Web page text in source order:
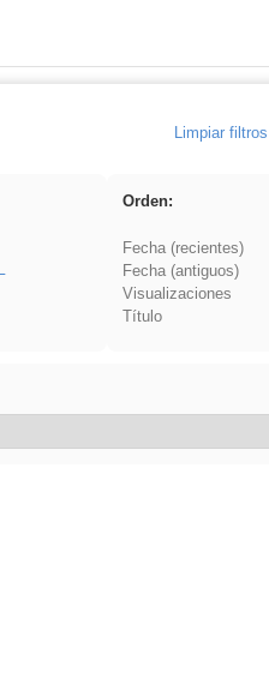
Limpiar filtros
Orden:
Fecha (recientes)
Fecha (antiguos)
Visualizaciones
Título